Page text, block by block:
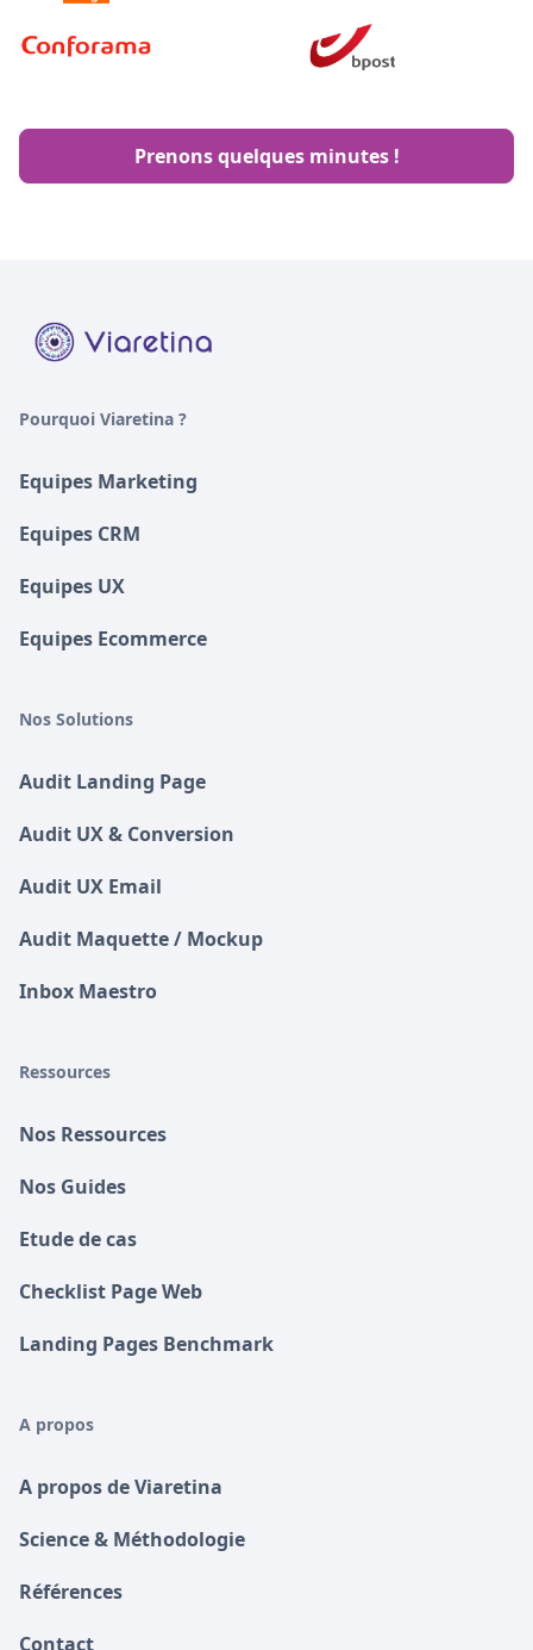
Prenons quelques minutes !
Pourquoi Viaretina ?
Equipes Marketing
Equipes CRM
Equipes UX
Equipes Ecommerce
Nos Solutions
Audit Landing Page
Audit UX & Conversion
Audit UX Email
Audit Maquette / Mockup
Inbox Maestro
Ressources
Nos Ressources
Nos Guides
Etude de cas
Checklist Page Web
Landing Pages Benchmark
A propos
A propos de Viaretina
Science & Méthodologie
Références
Contact